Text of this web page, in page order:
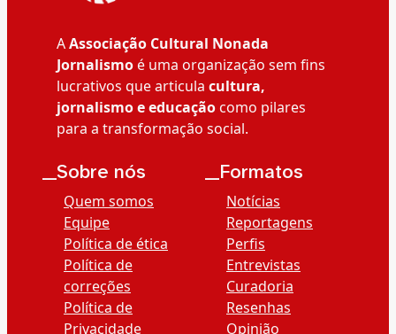
AAssociação Cultural Nonada
Jornalismoé uma organização sem fins
lucrativos que articula cultura,
jornalismo e educaçãocomo pilares
para a transformação social.
__Sobre nós
Quem somos
Equipe
Política de ética
Política de
correções
Política de
Privacidade
__Formatos
Notícias
Reportagens
Perfis
Entrevistas
Curadoria
Resenhas
Opinião